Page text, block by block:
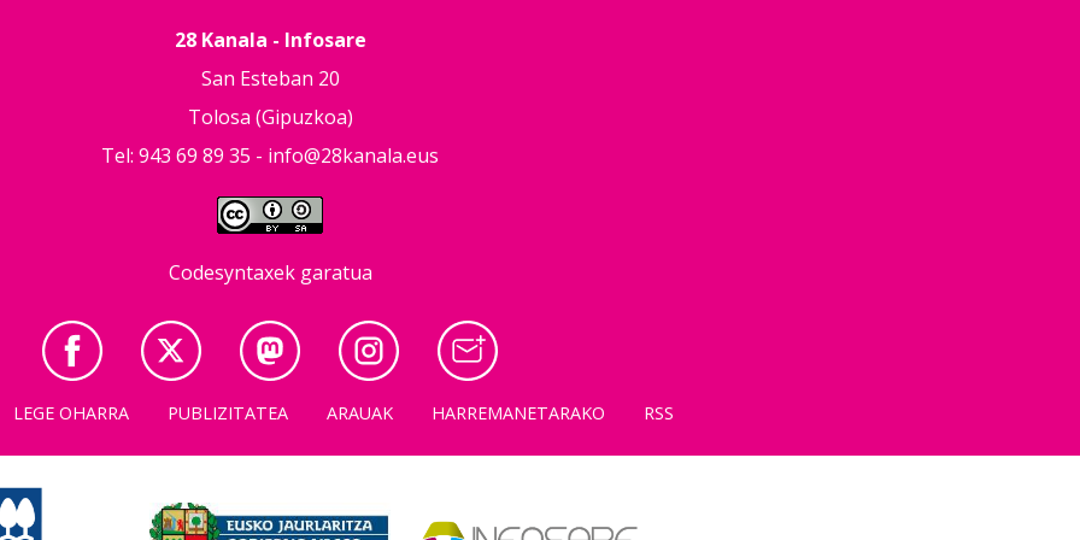
28 Kanala - Infosare
San Esteban 20
Tolosa (Gipuzkoa)
Tel: 943 69 89 35 - info@28kanala.eus
Codesyntaxek garatua
LEGE OHARRA PUBLIZITATEA ARAUAK HARREMANETARAKO RSS